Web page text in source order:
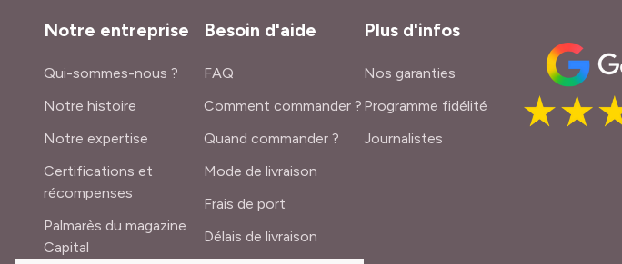
Notre entreprise
Qui-sommes-nous ?
Notre histoire
Notre expertise
Certifications et
récompenses
Palmarès du magazine
Capital
Besoin d'aide
FAQ
Comment commander ?
Quand commander ?
Mode de livraison
Frais de port
Délais de livraison
Plus d'infos
Nos garanties
Programme fidélité
Journalistes